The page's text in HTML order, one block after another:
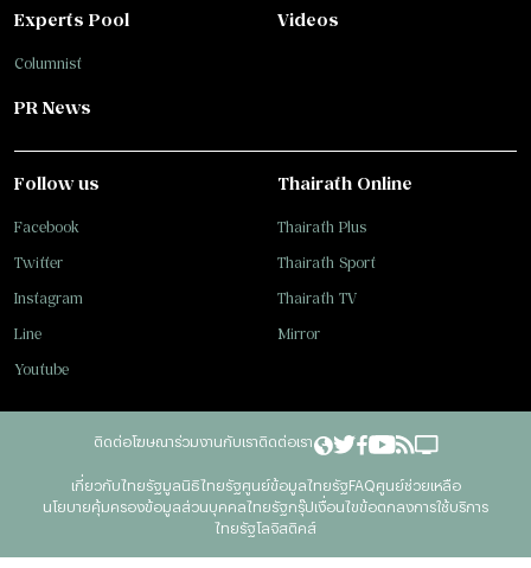
Experts Pool
Columnist
Videos
PR News
Follow us
Facebook
Twitter
Instagram
Line
Youtube
Thairath Online
Thairath Plus
Thairath Sport
Thairath TV
Mirror
ติดต่อโฆษณาร่วมงานกับเราติดต่อเรา
เกี่ยวกับไทยรัฐมูลนิธิไทยรัฐศูนย์ข้อมูลไทยรัฐFAQศูนย์ช่วยเหลือ
นโยบายคุ้มครองข้อมูลส่วนบุคคลไทยรัฐกรุ๊ปเงื่อนไขข้อตกลงการใช้บริการ
ไทยรัฐโลจิสติคส์